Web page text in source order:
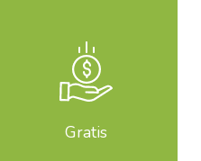
Gratis